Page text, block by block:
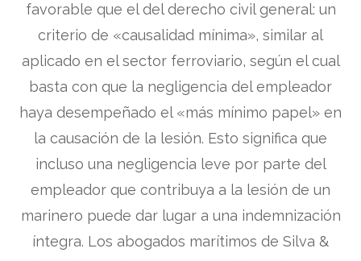
favorable que el del derecho civil general: un
criterio de «causalidad mínima», similar al
aplicado en el sector ferroviario, según el cual
basta con que la negligencia del empleador
haya desempeñado el «más mínimo papel» en
la causación de la lesión. Esto significa que
incluso una negligencia leve por parte del
empleador que contribuya a la lesión de un
marinero puede dar lugar a una indemnización
íntegra. Los abogados marítimos de Silva &